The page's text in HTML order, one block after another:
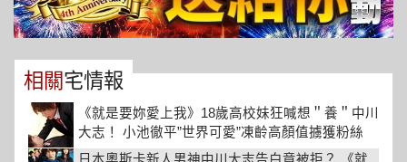
相關宅情報
《就是要妳愛上我》18歲高校妹狂喊想＂養＂中川
大志！ 小池徹平”世界可愛”凍齡高顏值擄獲粉絲
少女心熱映中